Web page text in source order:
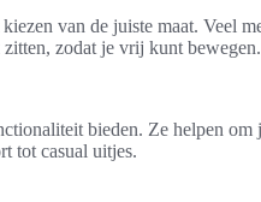
van de juiste maat. Veel
zodat je vrij kunt bewegen.
bieden. Ze helpen
tot casual uitjes.